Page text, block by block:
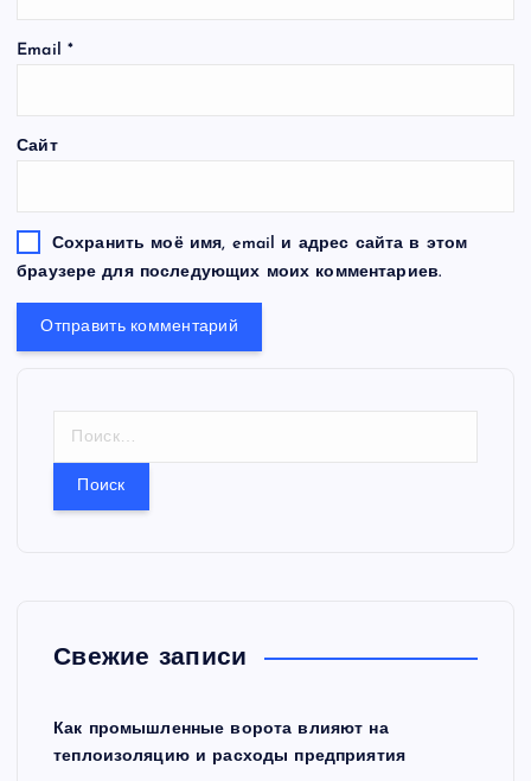
Email *
Сайт
Сохранить моё имя, email и адрес сайта в этом
браузере для последующих моих комментариев.
Свежие записи
Как промышленные ворота влияют на
теплоизоляцию и расходы предприятия